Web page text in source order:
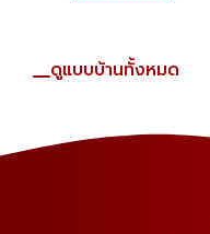
ดูแบบบ้านทั้งหมด